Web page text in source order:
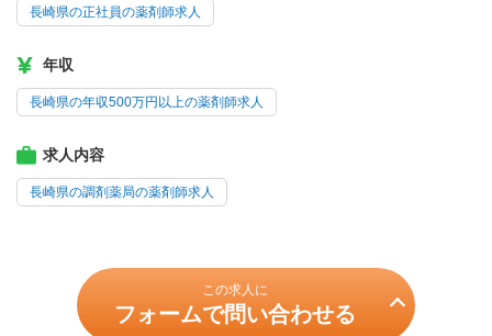
長崎県の正社員の薬剤師求人
年収
長崎県の年収500万円以上の薬剤師求人
求人内容
長崎県の調剤薬局の薬剤師求人
この求人に
フォームで問い合わせる